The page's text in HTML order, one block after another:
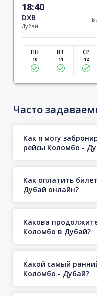
18:40
DXB
Дубай
ПН
10
ВТ
11
СР
12
Часто
Как я могу
рейсы Коломбо -
Как оплатить
Дубай онлайн?
Какова
Коломбо в Дубай?
Какой самый
Коломбо - Дубай?